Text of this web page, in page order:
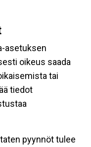
asetuksen
oikeus saada
tai
tiedot
pyynnöt tulee